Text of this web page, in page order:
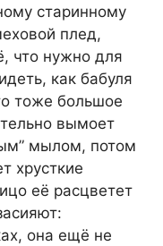
старинному
плед,
что нужно для
как бабуля
тоже большое
вымоет
мылом, потом
хрусткие
её расцветет
она ещё не